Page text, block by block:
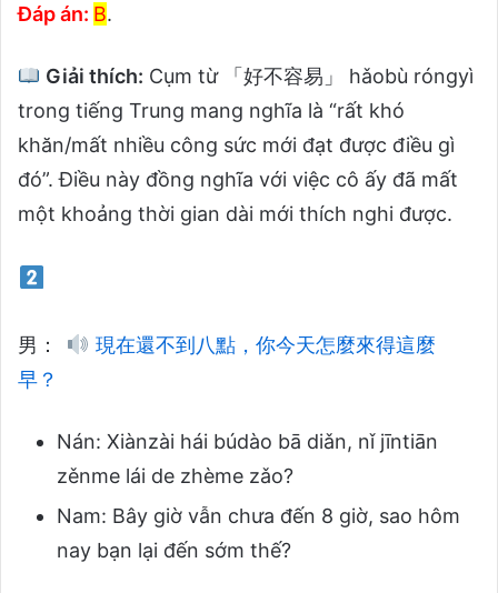
Đáp án: B.
Giải thích: Cụm từ 「好不容易」 hǎobù róngyì
trong tiếng Trung mang nghĩa là “rất khó
khăn/mất nhiều công sức mới đạt được điều gì
đó”. Điều này đồng nghĩa với việc cô ấy đã mất
một khoảng thời gian dài mới thích nghi được.
男：
現在還不到八點，你今天怎麼來得這麼
早？
Nán: Xiànzài hái búdào bā diǎn, nǐ jīntiān
zěnme lái de zhème zǎo?
Nam: Bây giờ vẫn chưa đến 8 giờ, sao hôm
nay bạn lại đến sớm thế?